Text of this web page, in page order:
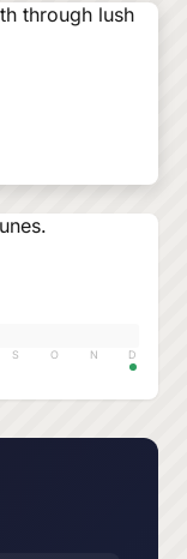
S O N D